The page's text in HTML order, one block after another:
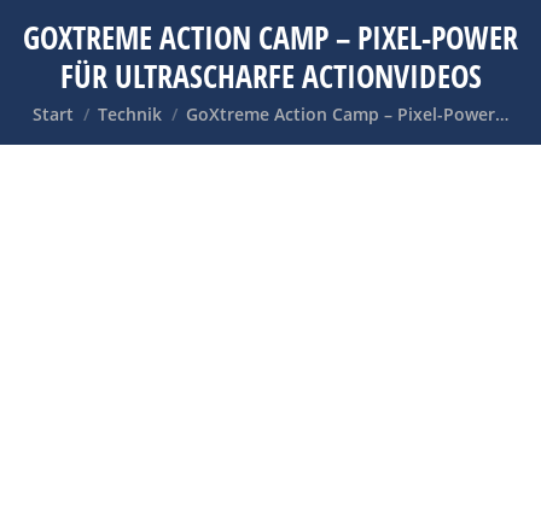
GOXTREME ACTION CAMP – PIXEL-POWER
FÜR ULTRASCHARFE ACTIONVIDEOS
Sie befinden sich hier:
Start Technik GoXtreme Action Camp – Pixel-Power…